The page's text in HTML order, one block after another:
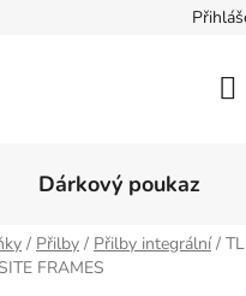
Dárkový poukaz
/ Přilby / Přilby integrální /
FRAMES